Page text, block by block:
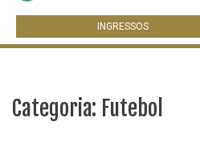
INGRESSOS
Categoria: Futebol